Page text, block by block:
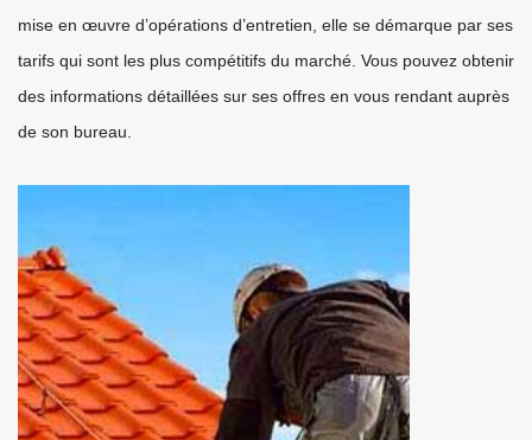
mise en œuvre d’opérations d’entretien, elle se démarque par ses
tarifs qui sont les plus compétitifs du marché. Vous pouvez obtenir
des informations détaillées sur ses offres en vous rendant auprès
de son bureau.